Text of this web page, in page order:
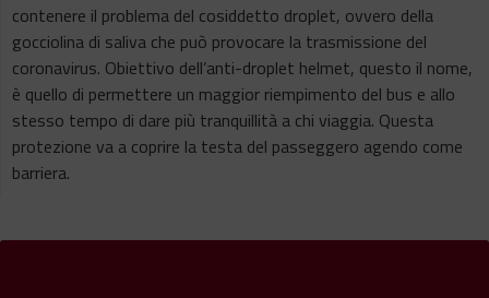
contenere il problema del cosiddetto droplet, ovvero della
gocciolina di saliva che può provocare la trasmissione del
coronavirus. Obiettivo dell’anti-droplet helmet, questo il nome,
è quello di permettere un maggior riempimento del bus e allo
stesso tempo di dare più tranquillità a chi viaggia. Questa
protezione va a coprire la testa del passeggero agendo come
barriera.